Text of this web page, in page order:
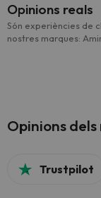
Opinions reals
Són experiències de
nostres marques:
Opinions
Trustpilot